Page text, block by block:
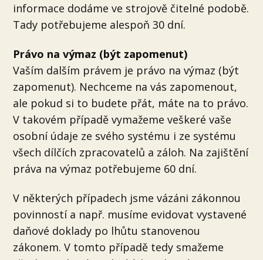
informace dodáme ve strojově čitelné podobě.
Tady potřebujeme alespoň 30 dní.
Právo na výmaz (být zapomenut)
Vaším dalším právem je právo na výmaz (být
zapomenut). Nechceme na vás zapomenout,
ale pokud si to budete přát, máte na to právo.
V takovém případě vymažeme veškeré vaše
osobní údaje ze svého systému i ze systému
všech dílčích zpracovatelů a záloh. Na zajištění
práva na výmaz potřebujeme 60 dní.
V některých případech jsme vázáni zákonnou
povinností a např. musíme evidovat vystavené
daňové doklady po lhůtu stanovenou
zákonem. V tomto případě tedy smažeme